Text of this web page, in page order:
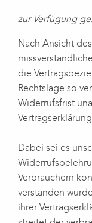
zur Verfügung
Nach Ansicht
die
Rechtslage so
Widerrufsfrist
Dabei sei es
Verbrauchern
verstanden
ihrer